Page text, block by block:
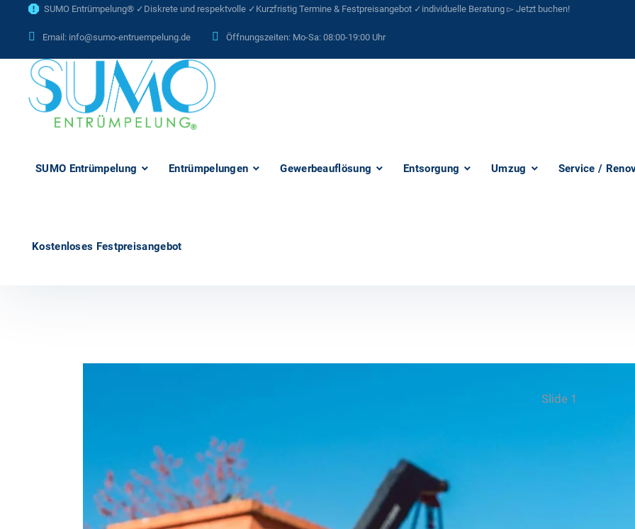
SUMO Entrümpelung® ✓Diskrete und respektvolle ✓Kurzfristig Termine & Festpreisangebot ✓individuelle Beratung ▻ Jetzt buchen!
Email: info@sumo-entruempelung.de Öffnungszeiten: Mo-Sa: 08:00-19:00 Uhr
SUMO Entrümpelung Entrümpelungen Gewerbeauflösung Entsorgung Umzug Service /
Kostenloses Festpreisangebot
Slide 1